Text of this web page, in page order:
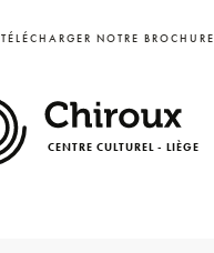
TÉLÉCHARGER NOTRE BROCHURE
CENTRE CULTUREL - LIÈGE